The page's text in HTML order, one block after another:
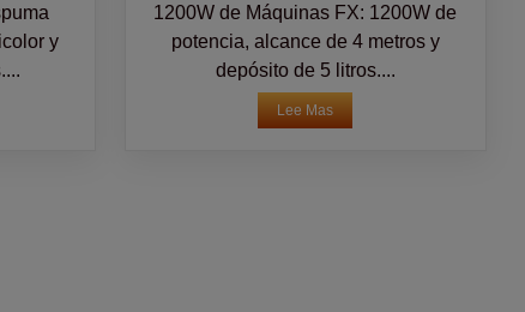
y
1200W de Máquinas FX: 1200W de
potencia, alcance de 4 metros y
depósito de 5 litros....
Lee Mas